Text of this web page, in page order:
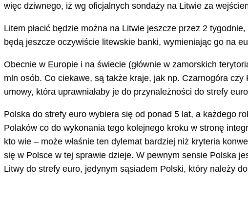
więc dziwnego, iż wg oficjalnych sondaży na Litwie za
Litem płacić będzie można na Litwie jeszcze przez 2
będą jeszcze oczywiście litewskie banki, wymieniając go na
Obecnie w Europie i na świecie (głównie w zamorskich
mln osób. Co ciekawe, są także kraje, jak np. Czarnogóra
umowy, która uprawniałaby je do przynależności do strefy
Polska do strefy euro wybiera się od ponad 5 lat, a każdego
Polaków co do wykonania tego kolejnego kroku w stronę
kto wie – może właśnie ten dylemat bardziej niż kryteria
się w Polsce w tej sprawie dzieje. W pewnym sensie Polska
Litwy do strefy euro, jedynym sąsiadem Polski, który należy